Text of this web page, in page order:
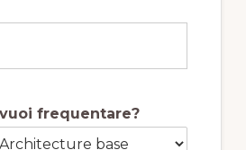
frequentare?